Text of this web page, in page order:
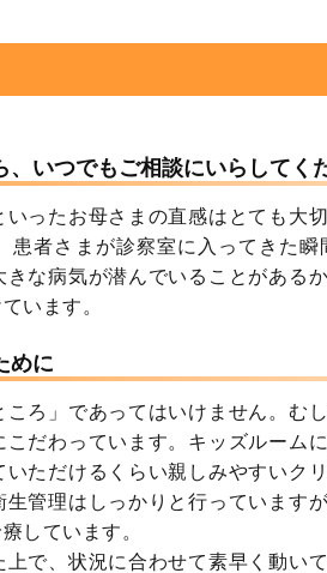
いつでもご相談にいらしてく
ったお母さまの直感はとても大
患者さまが診察室に入ってきた
な病気が潜んでいることがある
います。
めに
ろ」であってはいけません。む
だわっています。キッズルーム
ただけるくらい親しみやすいク
管理はしっかりと行っています
しています。
で、状況に合わせて素早く動い